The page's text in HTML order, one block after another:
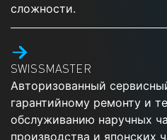
сложности.
SWISSMASTER
Авторизованный
гарантийному ремонту и
обслуживанию наручных
производства и японских